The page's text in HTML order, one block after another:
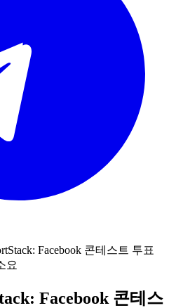
Facebook 콘테스트 투표
요
Facebook 콘테스